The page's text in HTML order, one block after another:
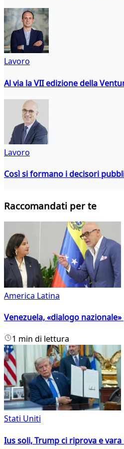
Lavoro
Al via la VII edizione della
Lavoro
Così si formano i decisori
Raccomandati per te
America Latina
Venezuela, «dialogo
1 min di lettura
Stati Uniti
Ius soli, Trump ci riprova e